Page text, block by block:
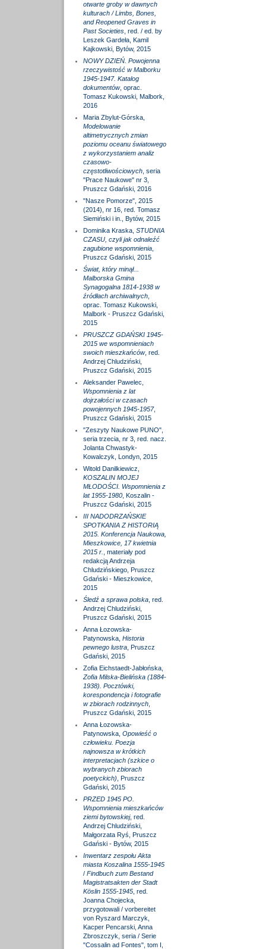
otwarte groby w dawnych
kulturach / Limbs, Bones,
and Reopened Graves in
Past Societies, red. / ed. by
Leszek Gardeła, Kamil
Kajkowski, Bytów, 2015
NOWY DZIEŃ. Powojenna
rzeczywistość w Malborku
1945-1947. Katalog
dokumentów, oprac.
Tomasz Kukowski, Malbork,
2016
Maria Zbylut-Górska,
Modelowanie
altimetrycznych zmian
poziomu oceanu światowego
z wykorzystaniem analiz
czasowo-
częstotliwościowych, seria
"Prace Naukowe" nr 3,
Pruszcz Gdański, 2016
"Nasze Pomorze", 2015
(2014), nr 16, red. Tomasz
Siemiński i in., Bytów, 2015
Dominika Kraska, STUDNIA
CZASU, czyli jak odnaleźć
zagubione wspomnienia,
Pruszcz Gdański, 2015
Świat, który minął...
Malborska Gmina
Synagogalna 1814-1938 w
źródłach archiwalnych,
oprac. Tomasz Kukowski,
Malbork - Pruszcz Gdański,
2015
PRUSZCZ GDAŃSKI 1945-
2015 we wspomnieniach
swoich mieszkańców, red.
Andrzej Chludziński,
Pruszcz Gdański, 2015
Aleksander Pawelec,
Wspomnienia z lat
dojrzałości w czasach
powojennych 1945-1957,
Pruszcz Gdański, 2015
"Zeszyty Naukowe PUNO",
seria trzecia, nr 3, red. nacz.
Jolanta Chwastyk-
Kowalczyk, Londyn, 2015
Witold Danilkiewicz,
KOSZALIN MOJEJ
MŁODOŚCI. Wspomnienia z
lat 1955-1980, Koszalin -
Pruszcz Gdański, 2015
III NADODRZAŃSKIE
SPOTKANIA Z HISTORIĄ
2015. Konferencja Naukowa,
Mieszkowice, 17 kwietnia
2015 r.
, materiały pod
redakcją Andrzeja
Chludzińskiego, Pruszcz
Gdański - Mieszkowice,
2015
Śledź a sprawa polska, red.
Andrzej Chludziński,
Pruszcz Gdański, 2015
Anna Łozowska-
Patynowska, Historia
pewnego lustra, Pruszcz
Gdański, 2015
Zofia Eichstaedt-Jabłońska,
Zofia Milska-Bielińska (1884-
1938). Pocztówki,
korespondencja i fotografie
w zbiorach rodzinnych,
Pruszcz Gdański, 2015
Anna Łozowska-
Patynowska, Opowieść o
człowieku. Poezja
najnowsza w krótkich
interpretacjach (szkice o
wybranych zbiorach
poetyckich) , Pruszcz
Gdański, 2015
PRZED 1945 PO.
Wspomnienia mieszkańców
ziemi bytowskiej, red.
Andrzej Chludziński,
Małgorzata Ryś, Pruszcz
Gdański - Bytów, 2015
Inwentarz zespołu Akta
miasta Koszalina 1555-1945
/ Findbuch zum Bestand
Magistratsakten der Stadt
Köslin 1555-1945, red.
Joanna Chojecka,
przygotowali / vorbereitet
von Ryszard Marczyk,
Kacper Pencarski, Anna
Zbroszczyk, seria / Serie
"Cossalin ad Fontes", tom I,